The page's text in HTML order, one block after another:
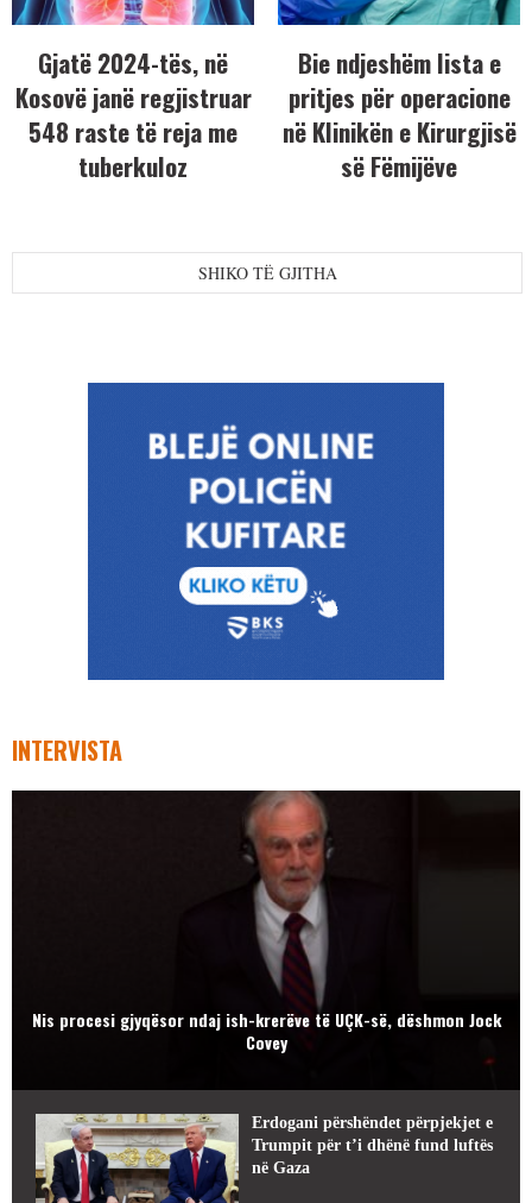
Gjatë 2024-tës, në
Kosovë janë regjistruar
548 raste të reja me
tuberkuloz
Bie ndjeshëm lista e
pritjes për operacione
në Klinikën e Kirurgjisë
së Fëmijëve
SHIKO TË GJITHA
INTERVISTA
Nis procesi gjyqësor ndaj ish-krerëve të UÇK-së, dëshmon Jock
Covey
Erdogani përshëndet përpjekjet e
Trumpit për t’i dhënë fund luftës
në Gaza